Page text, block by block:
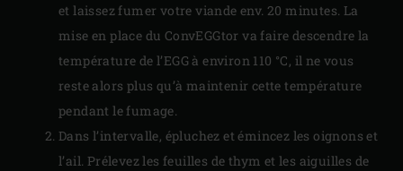
et laissez fumer votre viande env. 20 minutes. La
mise en place du ConvEGGtor va faire descendre la
température de l’EGG à environ 110 °C, il ne vous
reste alors plus qu’à maintenir cette température
pendant le fumage.
Dans l’intervalle, épluchez et émincez les oignons et
l’ail. Prélevez les feuilles de thym et les aiguilles de